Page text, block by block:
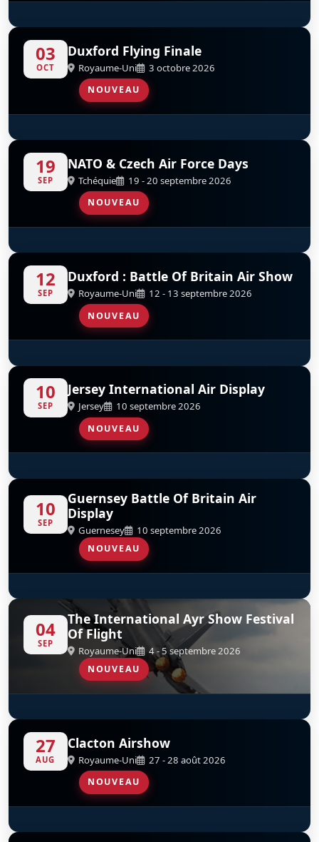
D
Tutor Solo Display Royal Air Force D
Red Arrows
03
OCT
Duxford Flying Finale
Royaume-Uni 3 octobre 2026
NOUVEAU
D
Red Arrows
19
SEP
NATO & Czech Air Force Days
Tchéquie 19 - 20 septembre 2026
NOUVEAU
D
Red Arrows
12
SEP
Duxford : Battle Of Britain Air Show
Royaume-Uni 12 - 13 septembre 2026
NOUVEAU
D
Red Arrows
10
SEP
Jersey International Air Display
Jersey 10 septembre 2026
NOUVEAU
D
Red Arrows
10
SEP
Guernsey Battle Of Britain Air
Display
Guernesey 10 septembre 2026
NOUVEAU
D
Red Arrows
04
SEP
The International Ayr Show Festival
Of Flight
Royaume-Uni 4 - 5 septembre 2026
NOUVEAU
D
Red Arrows
27
AUG
Clacton Airshow
Royaume-Uni 27 - 28 août 2026
NOUVEAU
D
Red Arrows